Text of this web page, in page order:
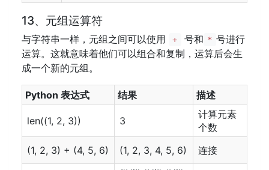
13、元组运算符
与字符串一样，元组之间可以使用 + 号和 * 号进行
运算。这就意味着他们可以组合和复制，运算后会生
成一个新的元组。
Python 表达式 结果 描述
len((1, 2, 3)) 3
计算元素
个数
(1, 2, 3) + (4, 5, 6)
(1, 2, 3, 4, 5, 6)
连接